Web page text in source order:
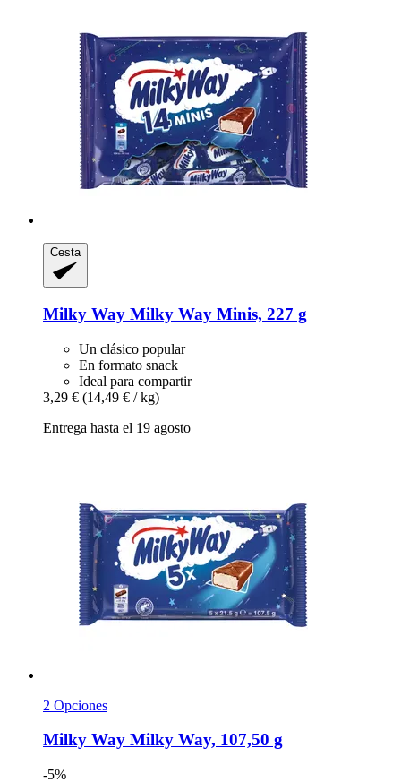
Cesta
Milky Way Milky Way Minis, 227 g
Un clásico popular
En formato snack
Ideal para compartir
3,29 € (14,49 € / kg)
Entrega hasta el 19 agosto
2 Opciones
Milky Way Milky Way, 107,50 g
-5%